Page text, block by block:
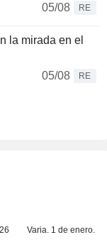
05/08
RE
la mirada en el
05/08
RE
Varia. 1 de enero.